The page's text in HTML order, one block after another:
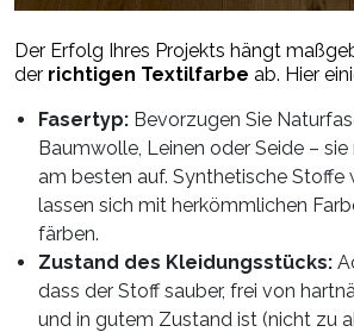
Der Erfolg Ihres Projekts hängt
der richtigen Textilfarbe ab. Hier
Fasertyp: Bevorzugen Sie
Baumwolle, Leinen oder Seide –
am besten auf. Synthetische Stoffe
lassen sich mit herkömmlichen
färben.
Zustand des Kleidungsstücks:
dass der Stoff sauber, frei von
und in gutem Zustand ist (nicht zu